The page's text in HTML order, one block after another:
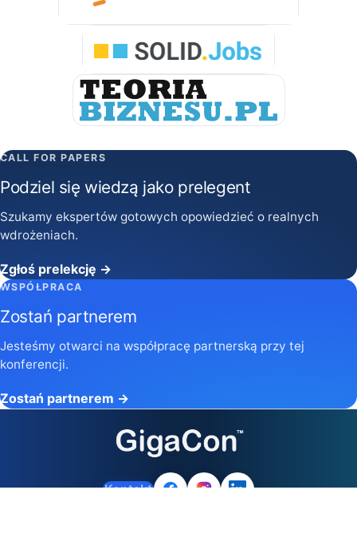
CALL FOR PAPERS
Podziel się wiedzą jako prelegent
Szukamy ekspertów gotowych opowiedzieć o realnych
wdrożeniach.
Zgłoś prelekcję →
WSPÓŁPRACA
Zostań partnerem
Jesteśmy otwarci na współpracę partnerską przy tej
konferencji.
Zostań partnerem →
Kontakt